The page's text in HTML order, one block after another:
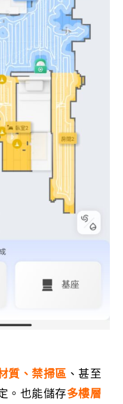
質、禁掃區 、甚至
。 也能儲存多樓層